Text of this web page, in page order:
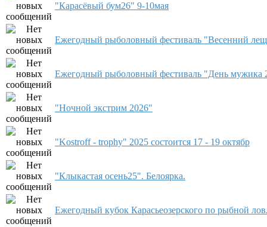
"Карасёвый бум26" 9-10мая
Ежегодный рыболовный фестиваль "Весенний
Ежегодный рыболовный фестиваль "День мужика
"Ночной экстрим 2026"
"Kostroff - trophy" 2025 состоится 17 - 19 октябр
"Клыкастая осень25". Белоярка.
Ежегодный кубок Карасьеозерского по рыбной